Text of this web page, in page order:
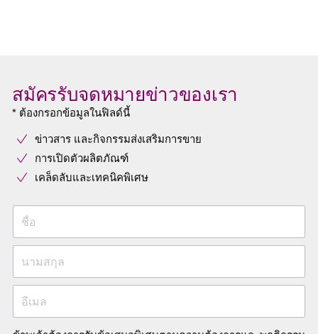
สมัครรับจดหมายข่าวของเรา
* ต้องกรอกข้อมูลในฟิลด์นี้
ข่าวสาร และกิจกรรมส่งเสริมการขาย
การเปิดตัวผลิตภัณฑ์
เคล็ดลับและเทคนิคพิเศษ
ชื่อ
นามสกุล
อีเมล